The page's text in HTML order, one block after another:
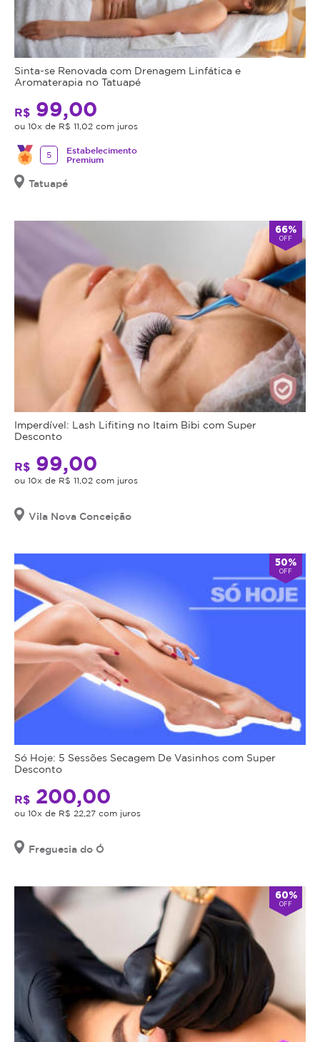
Sinta-se Renovada com Drenagem Linfática e
Aromaterapia no Tatuapé
R$ 99,00
ou 10x de R$ 11,02 com juros
5
Estabelecimento
Premium
Tatuapé
66%
OFF
Imperdível: Lash Lifiting no Itaim Bibi com Super
Desconto
R$ 99,00
ou 10x de R$ 11,02 com juros
Vila Nova Conceição
50%
OFF
Só Hoje: 5 Sessões Secagem De Vasinhos com Super
Desconto
R$ 200,00
ou 10x de R$ 22,27 com juros
Freguesia do Ó
60%
OFF